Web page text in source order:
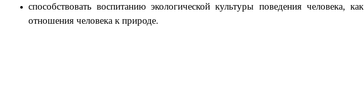
способствовать воспитанию экологической культуры поведения
отношения человека к природе.